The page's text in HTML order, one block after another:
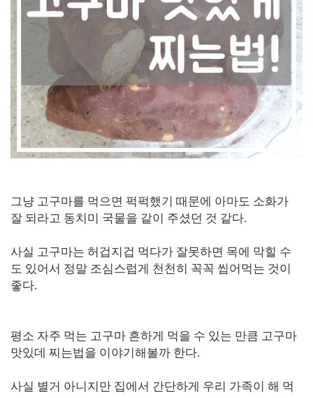
그냥 고구마를 먹으면 퍽퍽했기 때문에 아마도 소화가
잘 되라고 동치미 국물을 같이 주셨던 것 같다.
사실 고구마는 허겁지겁 먹다가 잘못하면 목에 막힐 수
도 있어서 정말 조심스럽게 천천히 꼭꼭 씹어먹는 것이
좋다.
평소 자주 먹는 고구마 흔하게 먹을 수 있는 만큼 고구마
맛있데 찌는법을 이야기해볼까 한다.
사실 별거 아니지만 집에서 간단하게 우리 가족이 해 먹